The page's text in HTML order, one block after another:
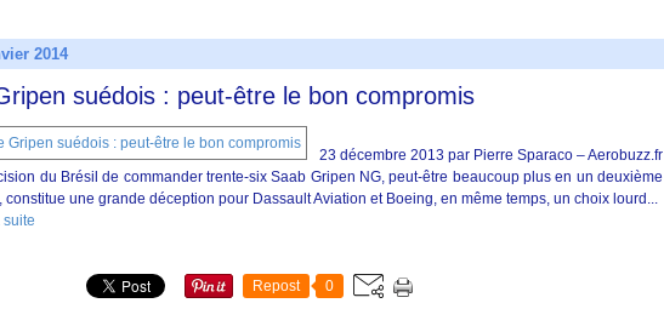
2014
suédois : peut-être le bon compromis
23 décembre 2013 par Pierre Sparaco – Aerobuzz.fr
du Brésil de commander trente-six Saab Gripen NG, peut-être beaucoup plus en un deuxième
constitue une grande déception pour Dassault Aviation et Boeing, en même temps, un choix lourd...
suite
Repost 0